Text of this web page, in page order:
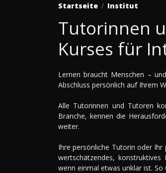
Startseite Institut
Tutorinnen
Kurses für
Lernen braucht Menschen –
Abschluss persönlich auf Ihrem
Alle Tutorinnen und Tutoren
Branche, kennen die
weiter.
Ihre persönliche Tutorin oder Ihr
wertschätzendes,
wenn einmal etwas unklar ist.